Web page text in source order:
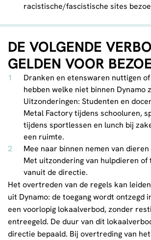
racistische/fascistische sites
DE VOLGENDE
GELDEN VOOR
Dranken en etenswaren nuttigen
hebben welke niet binnen Dynamo
Uitzonderingen: Studenten en
Metal Factory tijdens schooluren,
tijdens sportlessen en lunch bij
een ruimte.
Mee naar binnen nemen van dieren
Met uitzondering van hulpdieren of
vanuit de directie.
Het overtreden van de regels kan
uit Dynamo: de toegang wordt ontzegd
een voorlopig lokaalverbod, zonder
entreegeld. De duur van dit
directie bepaald. Bij overtreding van